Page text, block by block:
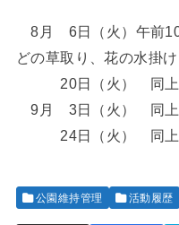
8月 6日（火）午前
どの草取り、花の水掛
20日（火
9月 3日（火
24日（火
公園維持管理 活動履歴